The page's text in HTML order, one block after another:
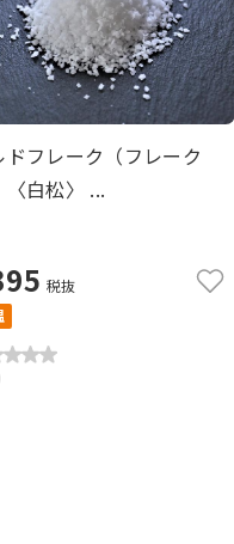
ドフレーク（フレーク
〈白松〉 ...
税抜